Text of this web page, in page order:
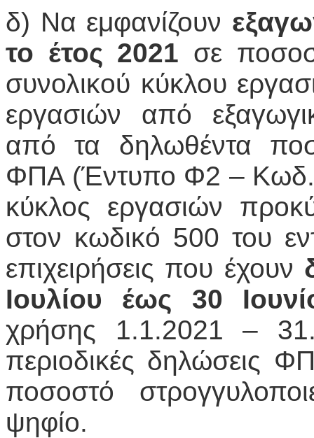
δ) Να εμφανίζουν
το έτος 2021 σε
συνολικού κύκλου
εργασιών από
από τα δηλωθέντα
ΦΠΑ (Έντυπο Φ2 –
κύκλος εργασιών
στον κωδικό 500 του
επιχειρήσεις που έχουν
Ιουλίου έως 30
χρήσης 1.1.2021 –
περιοδικές δηλώσεις
ποσοστό
ψηφίο.